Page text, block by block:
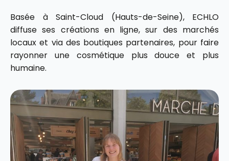
Basée à Saint-Cloud (Hauts-de-Seine), ECHLO
diffuse ses créations en ligne, sur des marchés
locaux et via des boutiques partenaires, pour faire
rayonner une cosmétique plus douce et plus
humaine.